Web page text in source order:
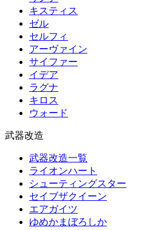
キスティス
ゼル
セルフィ
アーヴァイン
サイファー
イデア
ラグナ
キロス
ウォード
武器改造
武器改造一覧
ライオンハート
シューティングスター
セイブザクイーン
エアガイツ
ゆめかまぼろしか